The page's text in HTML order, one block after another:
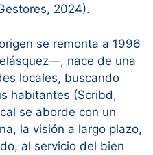
2024).
se remonta a 1996
nace de una
locales, buscando
habitantes (Scribd,
se aborde con un
la visión a largo plazo,
al servicio del bien